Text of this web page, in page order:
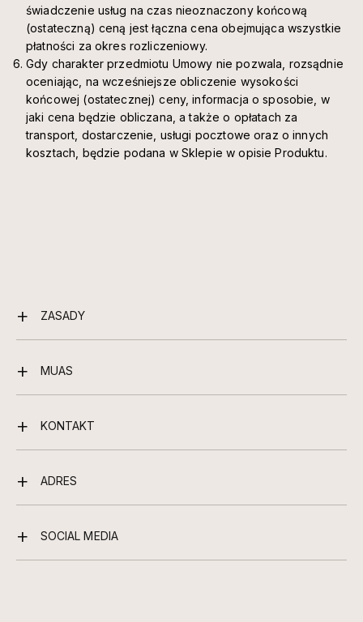
świadczenie usług na czas nieoznaczony końcową
(ostateczną) ceną jest łączna cena obejmująca wszystkie
płatności za okres rozliczeniowy.
Gdy charakter przedmiotu Umowy nie pozwala, rozsądnie
oceniając, na wcześniejsze obliczenie wysokości
końcowej (ostatecznej) ceny, informacja o sposobie, w
jaki cena będzie obliczana, a także o opłatach za
transport, dostarczenie, usługi pocztowe oraz o innych
kosztach, będzie podana w Sklepie w opisie Produktu.
ZASADY
MUAS
KONTAKT
ADRES
SOCIAL MEDIA